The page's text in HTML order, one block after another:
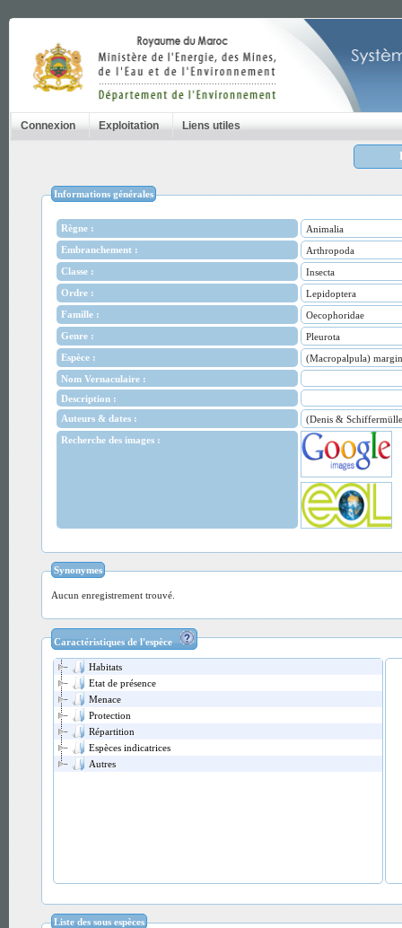
Connexion Exploitation Liens utiles
Informations générales
Règne :
Animalia
Embranchement :
Arthropoda
Classe :
Insecta
Ordre :
Lepidoptera
Famille :
Oecophoridae
Genre :
Pleurota
Espèce :
(Macropalpula)
Nom Vernaculaire :
Description :
Auteurs & dates :
(Denis &
Recherche des images :
Synonymes
Aucun enregistrement trouvé.
Caractéristiques de l'espèce
Habitats
Etat de présence
Menace
Protection
Répartition
Espèces indicatrices
Autres
Liste des sous espèces